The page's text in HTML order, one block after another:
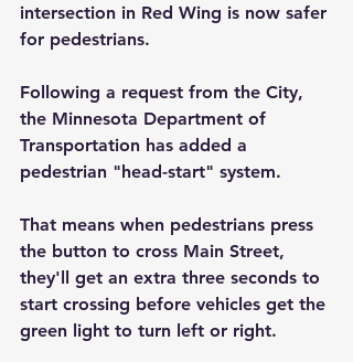
intersection in Red Wing is now safer
for pedestrians.
Following a request from the City,
the Minnesota Department of
Transportation has added a
pedestrian "head-start" system.
That means when pedestrians press
the button to cross Main Street,
they'll get an extra three seconds to
start crossing before vehicles get the
green light to turn left or right.